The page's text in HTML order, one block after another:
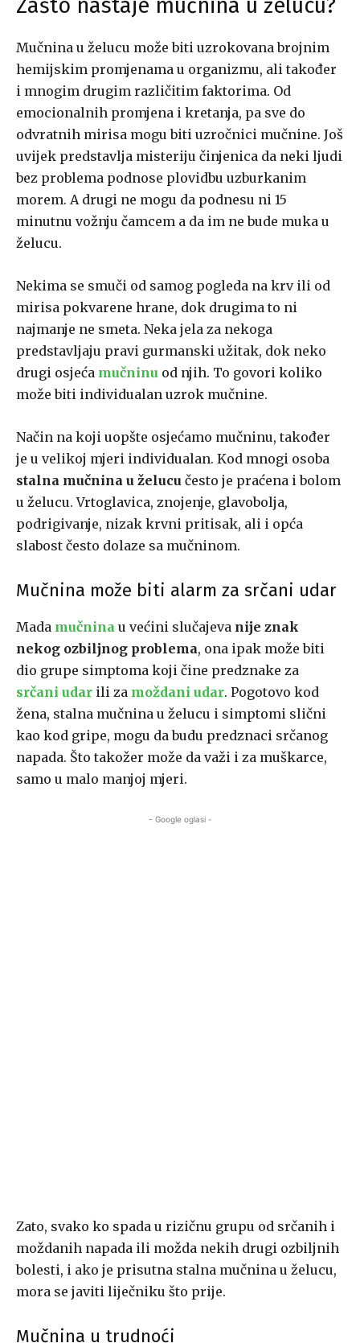
Zašto nastaje mučnina u želucu?
Mučnina u želucu može biti uzrokovana brojnim
hemijskim promjenama u organizmu, ali također
i mnogim drugim različitim faktorima. Od
emocionalnih promjena i kretanja, pa sve do
odvratnih mirisa mogu biti uzročnici mučnine. Još
uvijek predstavlja misteriju činjenica da neki ljudi
bez problema podnose plovidbu uzburkanim
morem. A drugi ne mogu da podnesu ni 15
minutnu vožnju čamcem a da im ne bude muka u
želucu.
Nekima se smuči od samog pogleda na krv ili od
mirisa pokvarene hrane, dok drugima to ni
najmanje ne smeta. Neka jela za nekoga
predstavljaju pravi gurmanski užitak, dok neko
drugi osjeća mučninu od njih. To govori koliko
može biti individualan uzrok mučnine.
Način na koji uopšte osjećamo mučninu, također
je u velikoj mjeri individualan. Kod mnogi osoba
stalna mučnina u želucu često je praćena i bolom
u želucu. Vrtoglavica, znojenje, glavobolja,
podrigivanje, nizak krvni pritisak, ali i opća
slabost često dolaze sa mučninom.
Mučnina može biti alarm za srčani udar
Mada mučnina u većini slučajeva nije znak
nekog ozbiljnog problema, ona ipak može biti
dio grupe simptoma koji čine predznake za
srčani udar ili za moždani udar. Pogotovo kod
žena, stalna mučnina u želucu i simptomi slični
kao kod gripe, mogu da budu predznaci srčanog
napada. Što takožer može da važi i za muškarce,
samo u malo manjoj mjeri.
- Google oglasi -
Zato, svako ko spada u rizičnu grupu od srčanih i
moždanih napada ili možda nekih drugi ozbiljnih
bolesti, i ako je prisutna stalna mučnina u želucu,
mora se javiti liječniku što prije.
Mučnina u trudnoći